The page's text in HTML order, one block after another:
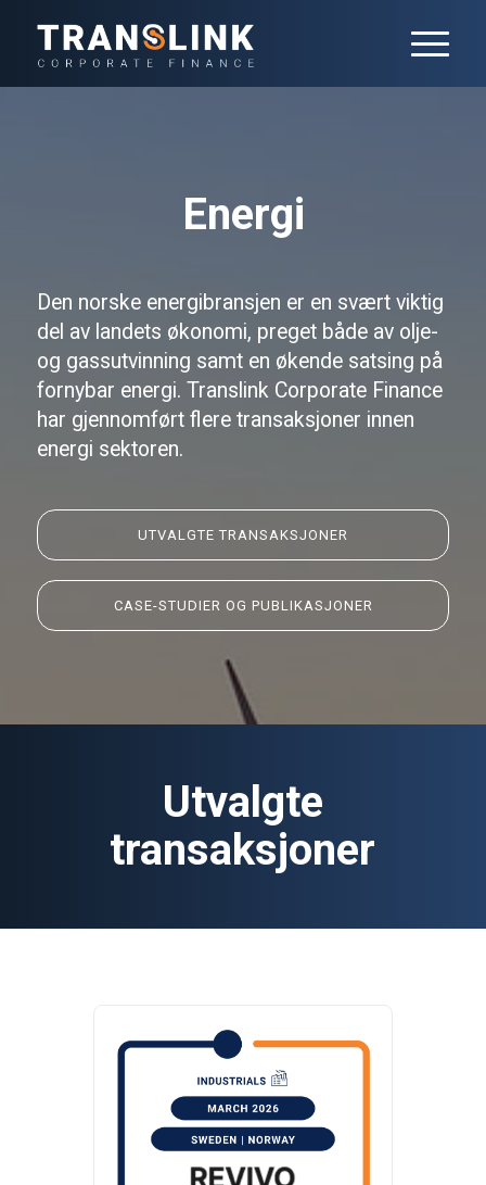
Energi
Den norske energibransjen er en svært viktig
del av landets økonomi, preget både av olje-
og gassutvinning samt en økende satsing på
fornybar energi. Translink Corporate Finance
har gjennomført flere transaksjoner innen
energi sektoren.
UTVALGTE TRANSAKSJONER
CASE-STUDIER OG PUBLIKASJONER
Utvalgte
transaksjoner